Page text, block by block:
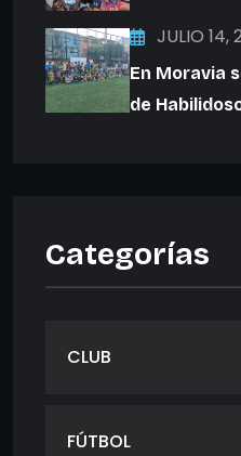
JULIO 14,
En Moravia
de
Categorías
CLUB
FÚTBOL